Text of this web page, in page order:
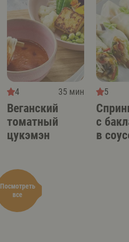
Посмотреть
все
4 35 мин
Веганский
томатный
цукэмэн
5
с
в